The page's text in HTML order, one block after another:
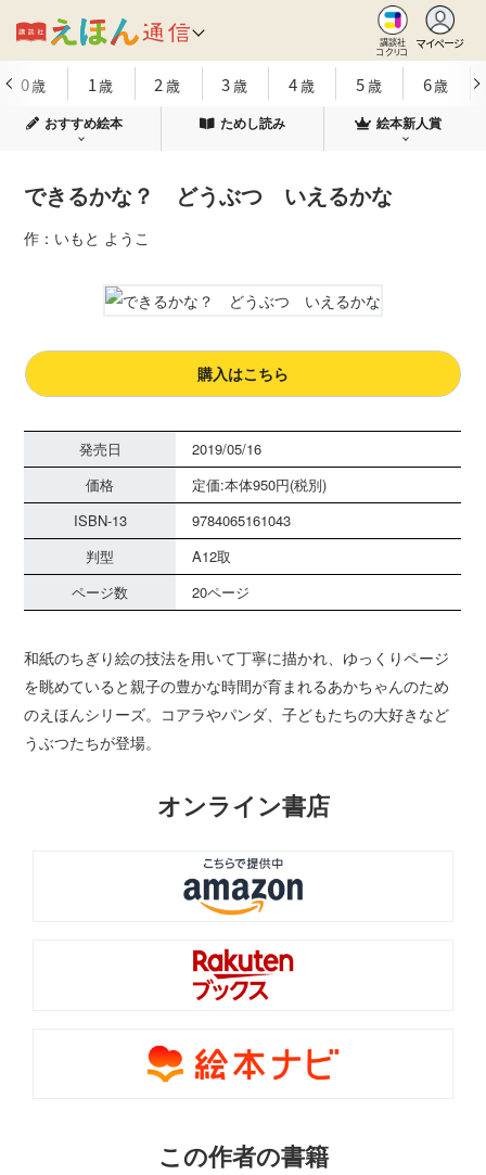
講談社
コクリコ
マイページ
0歳 1歳 2 歳 3歳 4歳 5歳 6歳
おすすめ絵本 ためし読み 絵本新人賞
できるかな？ どうぶつ いえるかな
作：いもと ようこ
購入はこちら
発売日
2019/05/16
価格
定価:本体950円(税別)
ISBN-13
9784065161043
判型
A12取
ページ数
20ページ
和紙のちぎり絵の技法を用いて丁寧に描かれ、ゆっくりページ
を眺めていると親子の豊かな時間が育まれるあかちゃんのため
のえほんシリーズ。コアラやパンダ、子どもたちの大好きなど
うぶつたちが登場。
オンライン書店
この作者の書籍